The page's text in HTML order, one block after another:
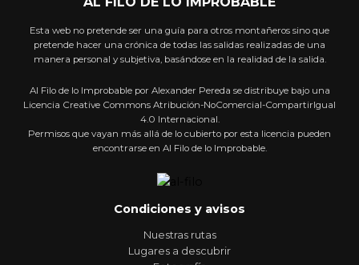
Esta web no pretende ser una guía para otros montañeros sino que
pretende hacer una crónica de todas las salidas realizadas de una
manera personal y subjetiva, basándose en la realidad de la salida.
Al Filo de lo Improbable por Alexander Pereda se distribuye bajo una
Licencia Creative Commons Atribución-NoComercial-CompartirIgual
4.0 Internacional.
Permisos que vayan más allá de lo cubierto por esta licencia pueden
encontrarse en Al Filo de lo Improbable.
Condiciones y avisos
Nuestras rutas
Lugares a descubrir